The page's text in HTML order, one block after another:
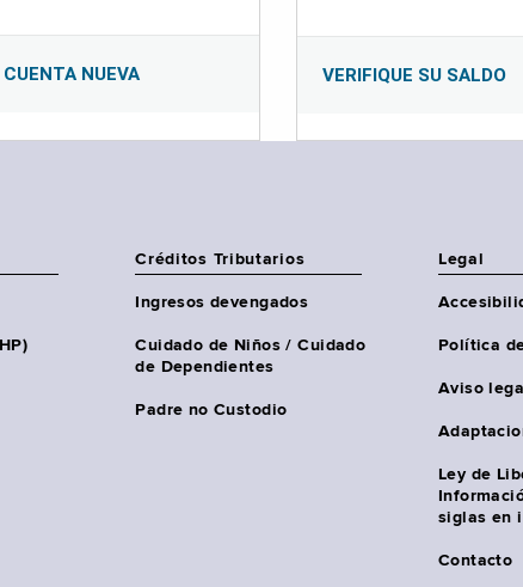
CUENTA NUEVA VERIFIQUE SU SALDO
Créditos Tributarios
Ingresos devengados
Cuidado de Niños / Cuidado
de Dependientes
Padre no Custodio
Legal
Política
Aviso legal
Ley de
siglas en
Contacto